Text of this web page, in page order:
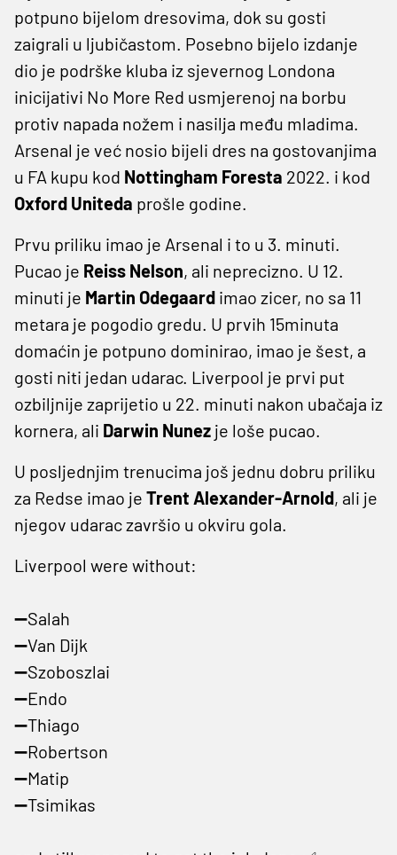
potpuno bijelom dresovima, dok su gosti
zaigrali u ljubičastom. Posebno bijelo izdanje
dio je podrške kluba iz sjevernog Londona
inicijativi No More Red usmjerenoj na borbu
protiv napada nožem i nasilja među mladima.
Arsenal je već nosio bijeli dres na gostovanjima
u FA kupu kod Nottingham Foresta 2022. i kod
Oxford Uniteda prošle godine.
Prvu priliku imao je Arsenal i to u 3. minuti.
Pucao je Reiss Nelson, ali neprecizno. U 12.
minuti je Martin Odegaard imao zicer, no sa 11
metara je pogodio gredu. U prvih 15minuta
domaćin je potpuno dominirao, imao je šest, a
gosti niti jedan udarac. Liverpool je prvi put
ozbiljnije zaprijetio u 22. minuti nakon ubačaja iz
kornera, ali Darwin Nunez je loše pucao.
U posljednjim trenucima još jednu dobru priliku
za Redse imao je Trent Alexander-Arnold, ali je
njegov udarac završio u okviru gola.
Liverpool were without:
➖Salah
➖Van Dijk
➖Szoboszlai
➖Endo
➖Thiago
➖Robertson
➖Matip
➖Tsimikas